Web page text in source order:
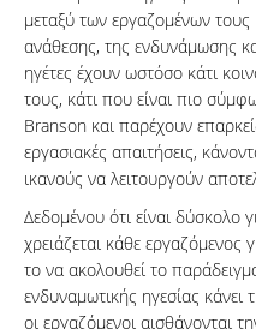
μεταξύ των εργαζομένων
ανάθεσης, της ενδυνάμωσης
ηγέτες έχουν ωστόσο κάτι
τους, κάτι που είναι πιο
Branson και παρέχουν
εργασιακές απαιτήσεις,
ικανούς να λειτουργούν
Δεδομένου ότι είναι δύσκολο
χρειάζεται κάθε εργαζόμενος
το να ακολουθεί το
ενδυναμωτικής ηγεσίας κάνει
οι εργαζόμενοι αισθάνονται